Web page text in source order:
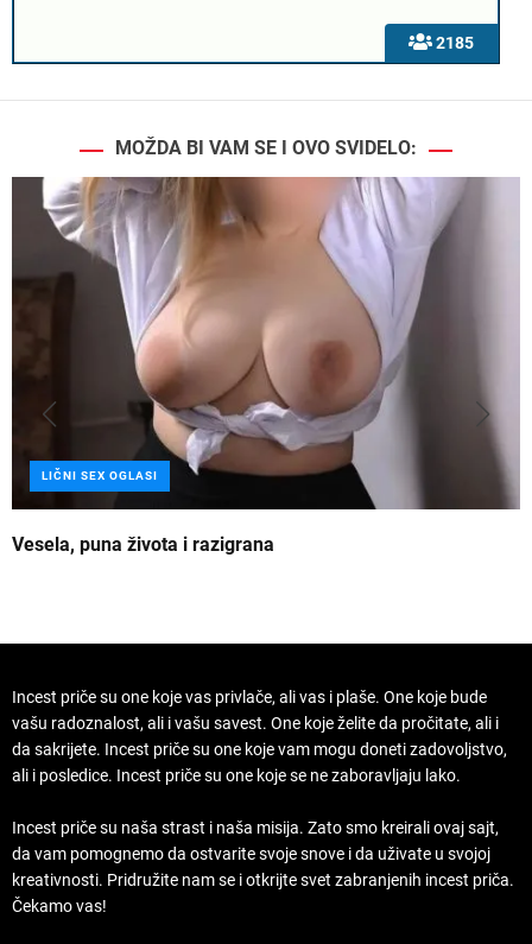
2185
MOŽDA BI VAM SE I OVO SVIDELO:
LIČNI SEX OGLASI
Vesela, puna života i razigrana
Incest priče su one koje vas privlače, ali vas i plaše. One koje bude
vašu radoznalost, ali i vašu savest. One koje želite da pročitate, ali i
da sakrijete. Incest priče su one koje vam mogu doneti zadovoljstvo,
ali i posledice. Incest priče su one koje se ne zaboravljaju lako.
Incest priče su naša strast i naša misija. Zato smo kreirali ovaj sajt,
da vam pomognemo da ostvarite svoje snove i da uživate u svojoj
kreativnosti. Pridružite nam se i otkrijte svet zabranjenih incest priča.
Čekamo vas!